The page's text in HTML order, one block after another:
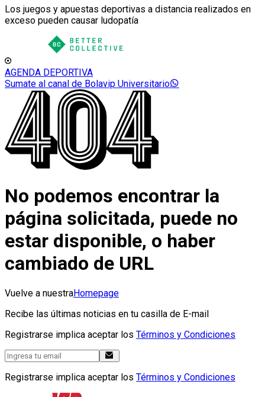
Los juegos y apuestas deportivas a distancia realizados en
exceso pueden causar ludopatía
AGENDA DEPORTIVA
Sumate al canal de Bolavip Universitario
No podemos encontrar la
página solicitada, puede no
estar disponible, o haber
cambiado de URL
Vuelve a nuestraHomepage
Recibe las últimas noticias en tu casilla de E-mail
Registrarse implica aceptar los Términos y Condiciones
Registrarse implica aceptar los Términos y Condiciones